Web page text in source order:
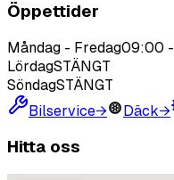
Öppettider
Måndag - Fredag09:00 -
LördagSTÄNGT
SöndagSTÄNGT
Bilservice→ Däck→
Hitta oss